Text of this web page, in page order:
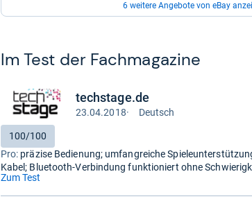
6 weitere Angebote von eBay
eBay
kaufen.
Details
Auf Lager
Shop:
bei
für
kaufen.
Details
Auf Lager
zum
Shop:
bei
eBay
für
Details
Im Test der Fach­ma­ga­zine
techstage.de
23.04.2018· Deutsch
Test
Bewertung:
100/100
Pro: präzise Bedienung; umfangreiche
Kabel; Bluetooth-Verbindung funktioniert ohne
Zum Test